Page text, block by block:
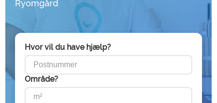
Ryomgård
Hvor vil du have hjælp?
Område?